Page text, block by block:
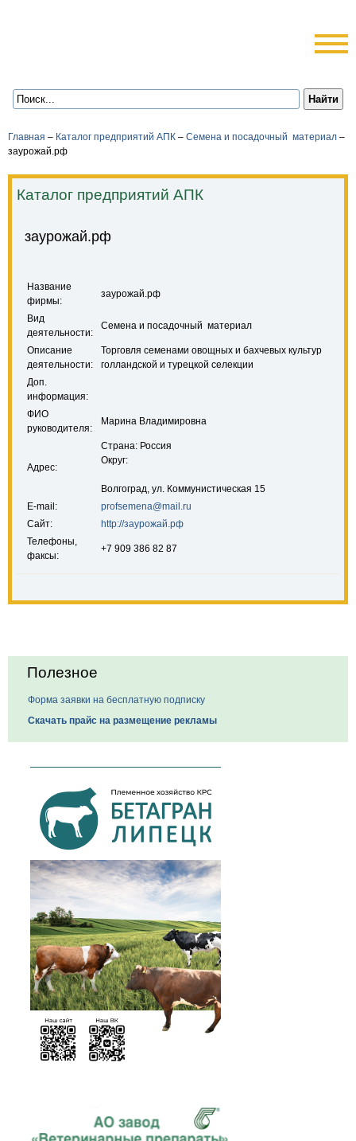
Главная – Каталог предприятий АПК – Семена и посадочный материал –
заурожай.рф
Каталог предприятий АПК
заурожай.рф
Название
фирмы:
заурожай.рф
Вид
деятельности:
Семена и посадочный материал
Описание
деятельности:
Торговля семенами овощных и бахчевых культур
голландской и турецкой селекции
Доп.
информация:
ФИО
руководителя:
Марина Владимировна
Адрес:
Страна: Россия
Округ:
Волгоград, ул. Коммунистическая 15
E-mail:
profsemena@mail.ru
Сайт:
http://заурожай.рф
Телефоны,
факсы:
+7 909 386 82 87
Полезное
Форма заявки на бесплатную подписку
Скачать прайс на размещение рекламы